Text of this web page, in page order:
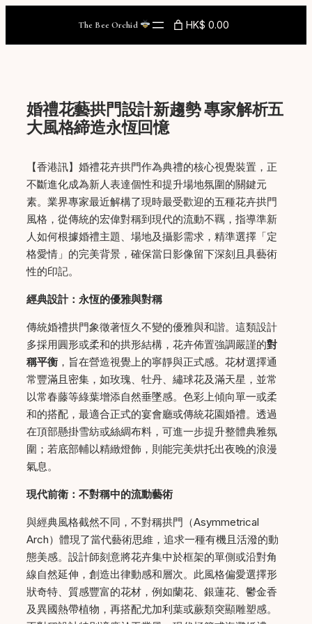
content
The Bee Orchid HK$ 0.00
婚禮花藝拱門設計新趨勢 專家解析五
大風格締造永恆回憶
【香港訊】婚禮花卉拱門作為典禮的核心視覺裝置，正
不斷進化成為新人表達個性和提升場地氛圍的關鍵元
素。業界專家最近解構了現時最受歡迎的五種花卉拱門
風格，從傳統的宏偉對稱到現代的流動不羈，指導準新
人如何根據婚禮主題、場地及攝影需求，精準選擇「定
格愛情」的完美背景，確保當日影像留下深刻且具藝術
性的印記。
經典設計：永恆的優雅與對稱
傳統婚禮拱門象徵著恆久不變的優雅與和諧。這類設計
多採用圓形或柔和的拱形結構，花卉佈置強調嚴謹的對
稱平衡 ，旨在營造視覺上的寧靜與正式感。花材選擇通
常豐滿且密集，如玫瑰、牡丹、繡球花及滿天星，並常
以常春藤等綠葉增添自然垂墜感。色彩上傾向單一或柔
和的搭配，最適合正式的宴會廳或傳統花園婚禮。透過
在頂部懸掛雪紡或絲綢布料，可進一步提升整體典雅氛
圍；若底部輔以精緻燈飾，則能完美烘托出夜晚的浪漫
氣息。
現代前衛：不對稱中的流動藝術
與經典風格截然不同，不對稱拱門（Asymmetrical
Arch）體現了當代藝術思維，追求一種有機且活潑的動
態美感。設計師刻意將花卉集中於框架的單側或沿對角
線自然延伸，創造出律動感和層次。此風格偏愛選擇形
狀奇特、質感豐富的花材，例如蘭花、銀蓮花、鬱金香
及異國熱帶植物，再搭配尤加利葉或蕨類突顯雕塑感。